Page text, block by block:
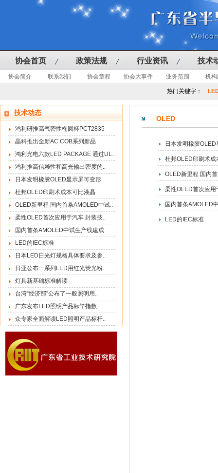
协会首页 政策法规 行业资讯 技术
协会简介 联系我们 协会章程 协会大事件 业务范围 机
热门关键字：
技术动态
鸿利研推高气密性椭圆杯PCT2835
晶科推出全新AC COB系列新品
鸿利光电六款LED PACKAGE 通过UL..
鸿利推高信赖性和高光输出密度的..
日本发明橡胶OLED显示屏可变形
杜邦OLED印刷术成本可比液晶
OLED新里程 国内首条AMOLED中试..
柔性OLED首次应用于汽车 封装技..
国内首条AMOLED中试生产线建成
LED的IEC标准
日本LED日光灯规格具体要求及参..
日亚公布一系列LED用红光荧光粉..
灯具新基础标准解读
台湾“经济部”公布了一般照明用..
广东发布LED照明产品标竿指数
众专家全面解读LED照明产品标杆..
OLED
日本发明橡胶OLED
杜邦OLED印刷术成
OLED新里程 国内
柔性OLED首次应用
国内首条AMOLED
LED的IEC标准